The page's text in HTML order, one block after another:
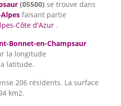
(05500) se trouve dans
faisant partie
Côte d'Azur .
Bonnet-en-Champsaur
la longitude
latitude.
206 résidents. La surface
km2.